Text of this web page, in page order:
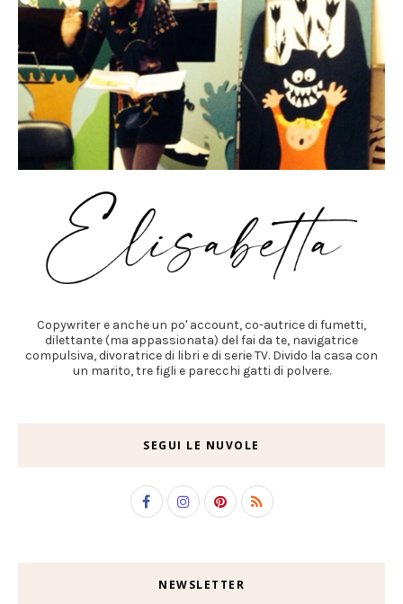
Copywriter e anche un po' account, co-autrice di fumetti,
dilettante (ma appassionata) del fai da te, navigatrice
compulsiva, divoratrice di libri e di serie TV. Divido la casa con
un marito, tre figli e parecchi gatti di polvere.
SEGUI LE NUVOLE
NEWSLETTER